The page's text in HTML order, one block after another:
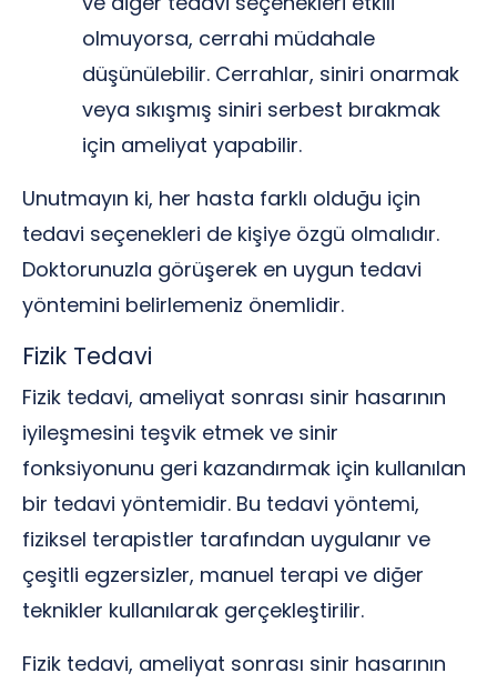
olmuyorsa, cerrahi müdahale
düşünülebilir. Cerrahlar, siniri onarmak
veya sıkışmış siniri serbest bırakmak
için ameliyat yapabilir.
Unutmayın ki, her hasta farklı olduğu için
tedavi seçenekleri de kişiye özgü olmalıdır.
Doktorunuzla görüşerek en uygun tedavi
yöntemini belirlemeniz önemlidir.
Fizik Tedavi
Fizik tedavi, ameliyat sonrası sinir hasarının
iyileşmesini teşvik etmek ve sinir
fonksiyonunu geri kazandırmak için kullanılan
bir tedavi yöntemidir. Bu tedavi yöntemi,
fiziksel terapistler tarafından uygulanır ve
çeşitli egzersizler, manuel terapi ve diğer
teknikler kullanılarak gerçekleştirilir.
Fizik tedavi, ameliyat sonrası sinir hasarının